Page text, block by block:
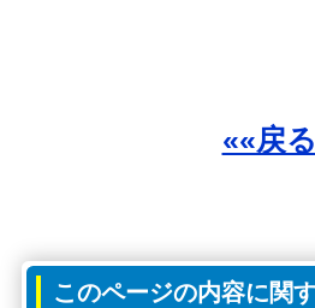
««戻る
このページの内容に関